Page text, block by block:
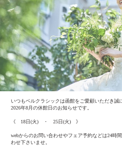
いつもベルクラシックは函館をご愛顧いただき誠
2026年8月の休館日のお知らせです。
《 18日(火) ・ 25日(火) 》
webからのお問い合わせやフェア予約などは24時
わせ下さいませ。